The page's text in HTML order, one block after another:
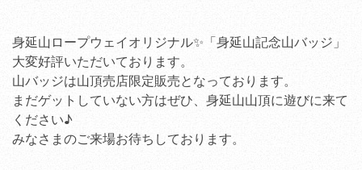
身延山ロープウェイオリジナル✨「身延山記念山バッジ」
大変好評いただいております。
山バッジは山頂売店限定販売となっております。
まだゲットしていない方はぜひ、身延山山頂に遊びに来て
ください♪
みなさまのご来場お待ちしております。